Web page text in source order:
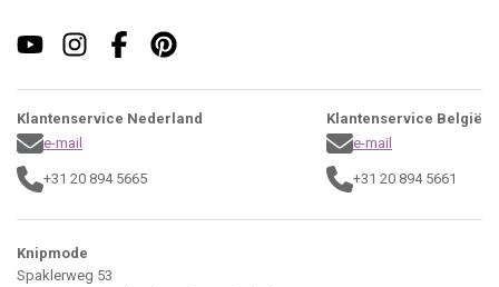
Klantenservice Nederland
e-mail
+31 20 894 5665
Klantenservice België
e-mail
+31 20 894 5661
Knipmode
Spaklerweg 53